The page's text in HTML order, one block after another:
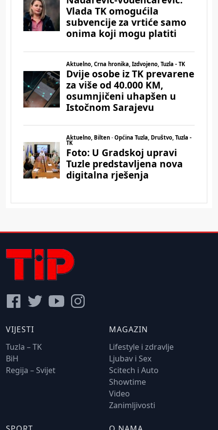
VIJESTI
Tuzla – TK
BiH
Regija – Svijet
MAGAZIN
Lifestyle i zdravlje
Ljubav i Sex
Scitech i Auto
Showtime
Video
Zanimljivosti